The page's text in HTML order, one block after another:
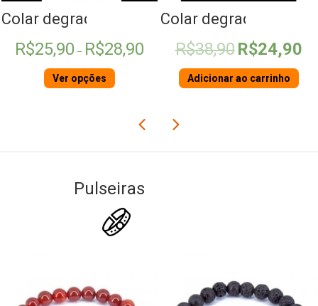
Colar degradê de Madeira
R$25,90 – R$28,90
Ver opções
Colar degradê
R$38,90 O
preço
era:
R$38,90.
R$24,90
Adicionar ao carrinho
Pulseiras